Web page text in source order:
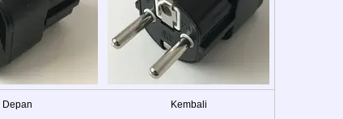
Depan Kembali